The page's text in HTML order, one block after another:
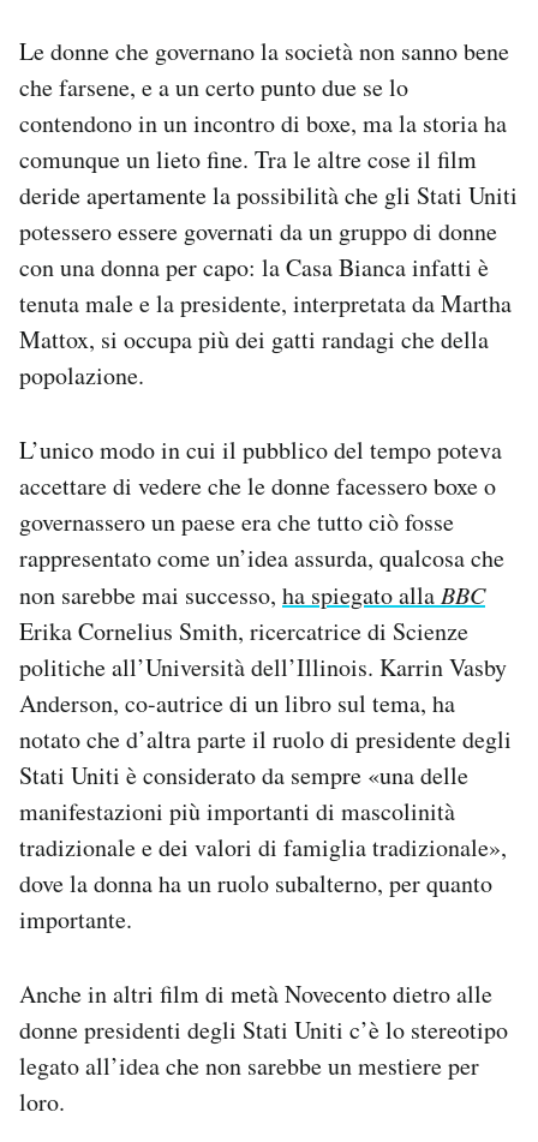
Le donne che governano la società non sanno bene
che farsene, e a un certo punto due se lo
contendono in un incontro di boxe, ma la storia ha
comunque un lieto fine. Tra le altre cose il film
deride apertamente la possibilità che gli Stati Uniti
potessero essere governati da un gruppo di donne
con una donna per capo: la Casa Bianca infatti è
tenuta male e la presidente, interpretata da Martha
Mattox, si occupa più dei gatti randagi che della
popolazione.
L’unico modo in cui il pubblico del tempo poteva
accettare di vedere che le donne facessero boxe o
governassero un paese era che tutto ciò fosse
rappresentato come un’idea assurda, qualcosa che
non sarebbe mai successo, ha spiegato allaBBC
Erika Cornelius Smith, ricercatrice di Scienze
politiche all’Università dell’Illinois. Karrin Vasby
Anderson, co-autrice di un libro sul tema, ha
notato che d’altra parte il ruolo di presidente degli
Stati Uniti è considerato da sempre «una delle
manifestazioni più importanti di mascolinità
tradizionale e dei valori di famiglia tradizionale»,
dove la donna ha un ruolo subalterno, per quanto
importante.
Anche in altri film di metà Novecento dietro alle
donne presidenti degli Stati Uniti c’è lo stereotipo
legato all’idea che non sarebbe un mestiere per
loro.